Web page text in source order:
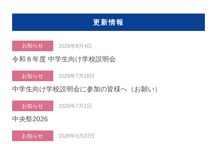
更新情報
お知らせ 2026年8月4日
令和８年度 中学生向け学校説明会
お知らせ 2026年7月28日
中学生向け学校説明会に参加の皆様へ（お願い）
お知らせ 2026年7月2日
中央祭2026
お知らせ 2026年6月27日